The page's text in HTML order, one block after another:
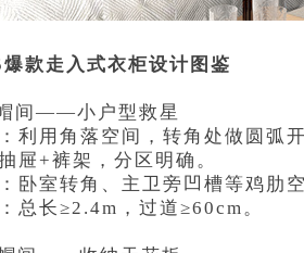
款走入式衣柜设计图鉴
间——小户型救星
利用角落空间，转角处做圆弧
屉+裤架，分区明确。
卧室转角、主卫旁凹槽等鸡肋空
总长≥2.4m，过道≥60cm。